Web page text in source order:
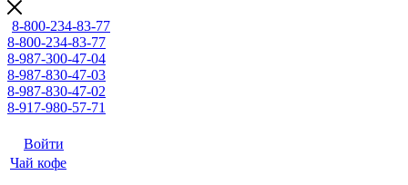
8-800-234-83-77
8-800-234-83-77
8-987-300-47-04
8-987-830-47-03
8-987-830-47-02
8-917-980-57-71
Войти
Чай кофе